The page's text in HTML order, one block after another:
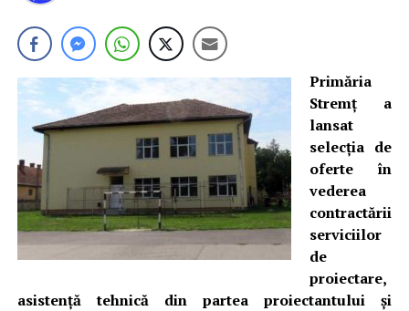
Primăria
Stremț a
lansat
selecția de
oferte în
vederea
contractării
serviciilor
de
proiectare,
asistență tehnică din partea proiectantului și